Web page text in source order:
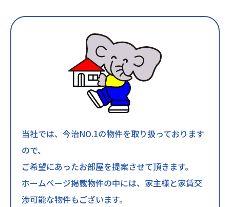
当社では、今治NO.1の物件を取り扱っております
ので、
ご希望にあったお部屋を提案させて頂きます。
ホームページ掲載物件の中には、家主様と家賃交
渉可能な物件もございます。